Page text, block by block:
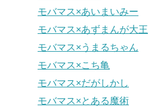
モバマス×あいまいみー
モバマス×あずまんが大王
モバマス×うまるちゃん
モバマス×こち亀
モバマス×だがしかし
モバマス×とある魔術